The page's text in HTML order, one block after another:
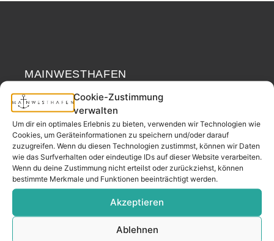
Cookie-Zustimmung
verwalten
Um dir ein optimales Erlebnis zu bieten, verwenden wir Technologien wie
Cookies, um Geräteinformationen zu speichern und/oder darauf
zuzugreifen. Wenn du diesen Technologien zustimmst, können wir Daten
wie das Surfverhalten oder eindeutige IDs auf dieser Website verarbeiten.
Wenn du deine Zustimmung nicht erteilst oder zurückziehst, können
bestimmte Merkmale und Funktionen beeinträchtigt werden.
Akzeptieren
Ablehnen
MAINWESTHAFEN
IMMOBILIEN
Ihr Immobilienpartner
aus der
Nachbarschaft.
– seit 2017.
Widerrufsrecht